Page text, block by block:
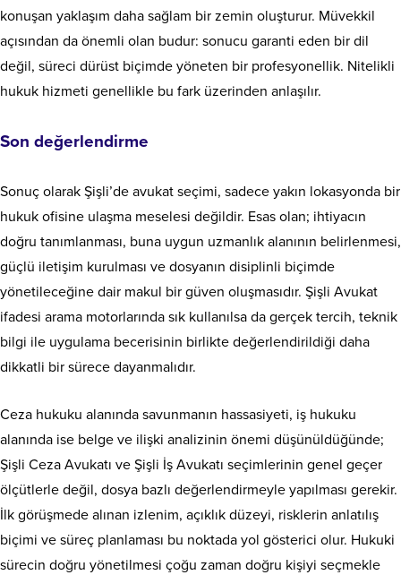
konuşan yaklaşım daha sağlam bir zemin oluşturur. Müvekkil
açısından da önemli olan budur: sonucu garanti eden bir dil
değil, süreci dürüst biçimde yöneten bir profesyonellik. Nitelikli
hukuk hizmeti genellikle bu fark üzerinden anlaşılır.
Son değerlendirme
Sonuç olarak Şişli’de avukat seçimi, sadece yakın lokasyonda bir
hukuk ofisine ulaşma meselesi değildir. Esas olan; ihtiyacın
doğru tanımlanması, buna uygun uzmanlık alanının belirlenmesi,
güçlü iletişim kurulması ve dosyanın disiplinli biçimde
yönetileceğine dair makul bir güven oluşmasıdır. Şişli Avukat
ifadesi arama motorlarında sık kullanılsa da gerçek tercih, teknik
bilgi ile uygulama becerisinin birlikte değerlendirildiği daha
dikkatli bir sürece dayanmalıdır.
Ceza hukuku alanında savunmanın hassasiyeti, iş hukuku
alanında ise belge ve ilişki analizinin önemi düşünüldüğünde;
Şişli Ceza Avukatı ve Şişli İş Avukatı seçimlerinin genel geçer
ölçütlerle değil, dosya bazlı değerlendirmeyle yapılması gerekir.
İlk görüşmede alınan izlenim, açıklık düzeyi, risklerin anlatılış
biçimi ve süreç planlaması bu noktada yol gösterici olur. Hukuki
sürecin doğru yönetilmesi çoğu zaman doğru kişiyi seçmekle